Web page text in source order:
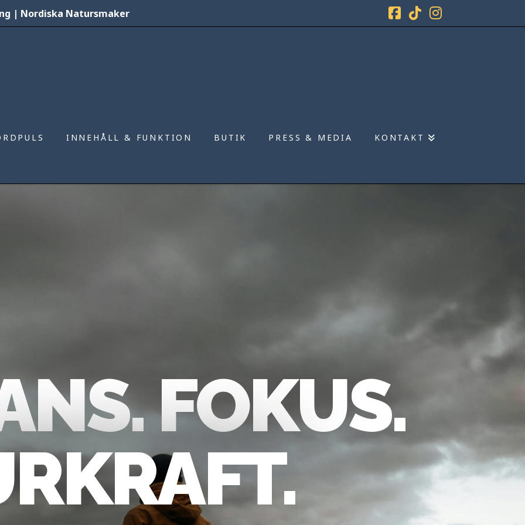
| Nordiska Natursmaker
Facebook
TiktokInstagram
INNEHÅLL & FUNKTION BUTIK PRESS & MEDIA KONTAKT
FOKUS.